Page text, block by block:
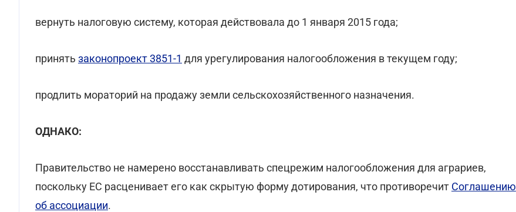
вернуть налоговую систему, которая действовала до 1 января 2015 года;
принять законопроект 3851-1 для урегулирования налогообложения в текущем году;
продлить мораторий на продажу земли сельскохозяйственного назначения.
ОДНАКО:
Правительство не намерено восстанавливать спецрежим налогообложения для аграриев,
поскольку ЕС расценивает его как скрытую форму дотирования, что противоречит Соглашению
об ассоциации.